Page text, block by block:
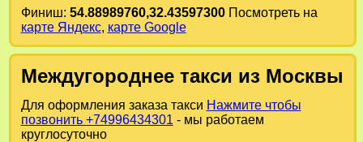
Финиш: 54.88989760,32.43597300Посмотреть на
карте Яндекс, карте Google
Междугороднее такси из Москвы
Для оформления заказа такси Нажмите чтобы
позвонить +74996434301 - мы работаем
круглосуточно